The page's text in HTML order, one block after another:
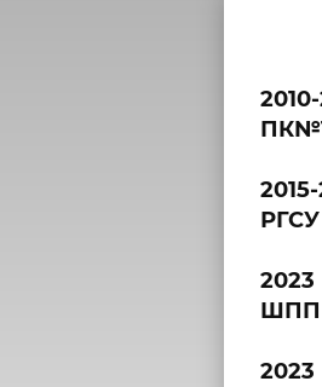
2023
ШПП
2023